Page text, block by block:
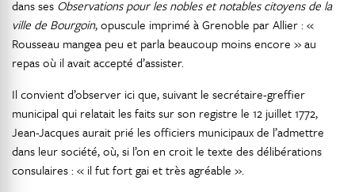
dans ses Observations pour les nobles et notables citoyens de la
ville de Bourgoin, opuscule imprimé à Grenoble par Allier : «
Rousseau mangea peu et parla beaucoup moins encore » au
repas où il avait accepté d’assister.
Il convient d’observer ici que, suivant le secrétaire-greffier
municipal qui relatait les faits sur son registre le 12 juillet 1772,
Jean-Jacques aurait prié les officiers municipaux de l’admettre
dans leur société, où, si l’on en croit le texte des délibérations
consulaires : « il fut fort gai et très agréable ».